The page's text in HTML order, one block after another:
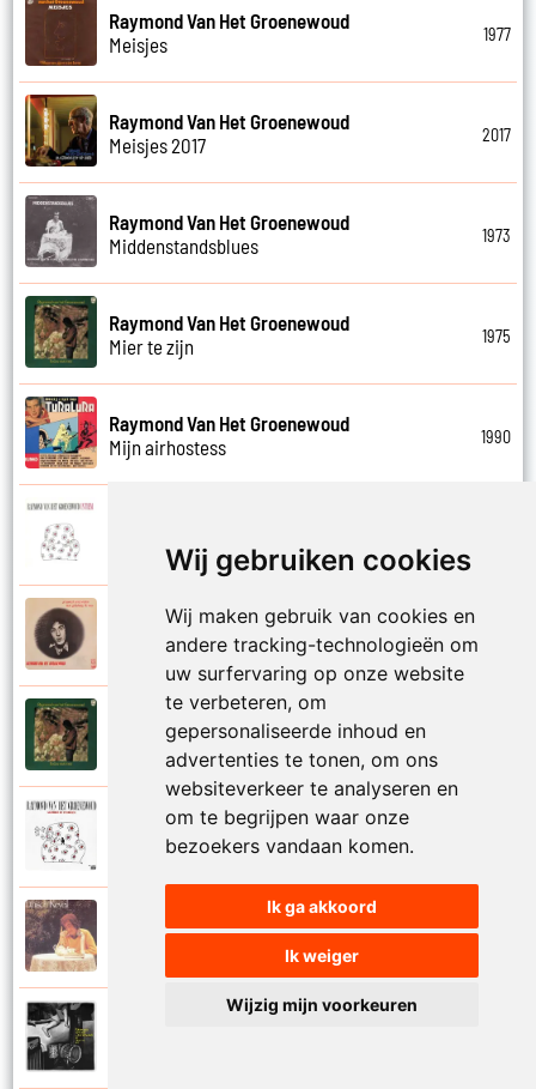
Wij gebruiken cookies
Wij maken gebruik van cookies en
andere tracking-technologieën om
uw surfervaring op onze website
te verbeteren, om
gepersonaliseerde inhoud en
advertenties te tonen, om ons
websiteverkeer te analyseren en
om te begrijpen waar onze
bezoekers vandaan komen.
Ik ga akkoord
Ik weiger
Wijzig mijn voorkeuren
Raymond Van Het Groenewoud
Meisjes
1977
Raymond Van Het Groenewoud
Meisjes 2017
2017
Raymond Van Het Groenewoud
Middenstandsblues
1973
Raymond Van Het Groenewoud
Mier te zijn
1975
Raymond Van Het Groenewoud
Mijn airhostess
1990
Mijn leven lang
Raymond Van Het Groenewoud
Mijn lieve schatje
Raymond Van Het Groenewoud
Mijn schoolgaande jeugd
Raymond Van Het Groenewoud
Mijnheer de postbode
Raymond Van Het Groenewoud